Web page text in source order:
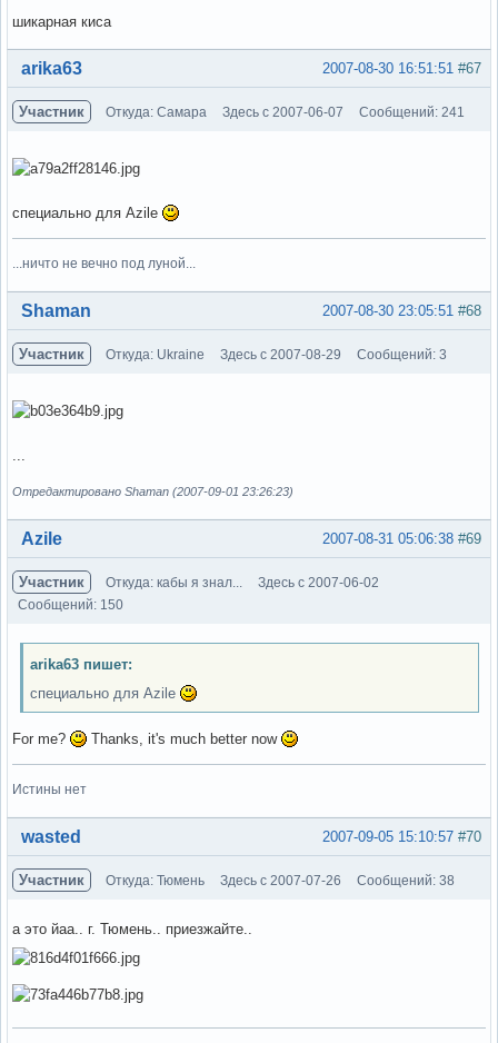
шикарная киса
Вне форума #67
2007-08-30 16:51:51
arika63
Участник Откуда: Самара Здесь с 2007-06-07 Сообщений: 241
специально для Azile
...ничто не вечно под луной...
Вне форума #68
2007-08-30 23:05:51
Shaman
Участник Откуда: Ukraine Здесь с 2007-08-29 Сообщений: 3
...
Отредактировано Shaman (2007-09-01 23:26:23)
Вне форума #69
2007-08-31 05:06:38
Azile
Участник Откуда: кабы я знал...
Здесь с 2007-06-02
Сообщений: 150
arika63 пишет:
специально для Azile
For me? Thanks, it's much better now
Истины нет
Вне форума #70
2007-09-05 15:10:57
wasted
Участник Откуда: Тюмень Здесь с 2007-07-26 Сообщений: 38
а это йаа.. г. Тюмень.. приезжайте..